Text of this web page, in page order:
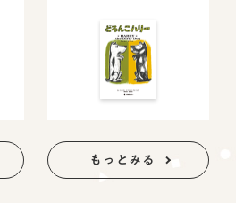
もっとみる